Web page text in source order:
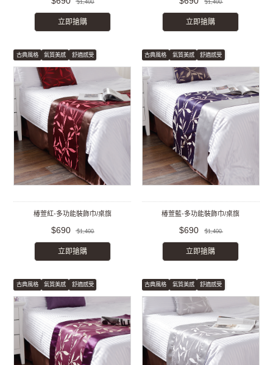
$1,400
立即搶購
$1,400
立即搶購
古典風格 氣質美感 舒適感受
椿萱紅-多功能裝飾巾/桌旗
$690 $1,400
立即搶購
古典風格 氣質美感 舒適感受
椿萱藍-多功能裝飾巾/桌旗
$690 $1,400
立即搶購
古典風格 氣質美感 舒適感受 古典風格 氣質美感 舒適感受